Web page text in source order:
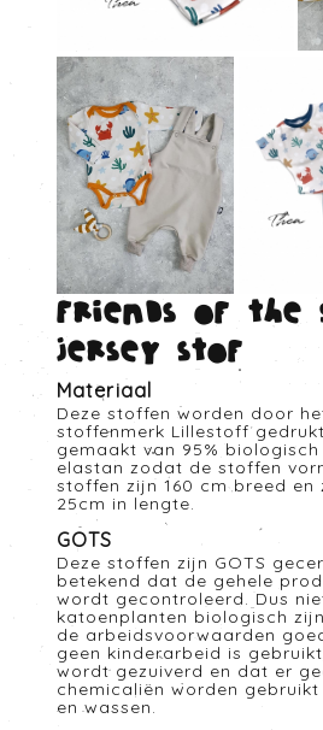
Friends of the
Jersey stof
Materiaal
Deze stoffen worden door
stoffenmerk Lillestoff
gemaakt van 95% biologisch
elastan zodat de stoffen
stoffen zijn 160 cm breed
25cm in lengte.
GOTS
Deze stoffen zijn GOTS
betekend dat de gehele
wordt gecontroleerd. Dus
katoenplanten biologisch
de arbeidsvoorwaarden
geen kinderarbeid is
wordt gezuiverd en dat er
chemicaliën worden
en wassen.